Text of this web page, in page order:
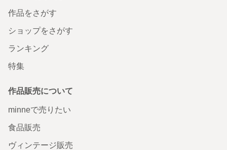
作品をさがす
ショップをさがす
ランキング
特集
作品販売について
minneで売りたい
食品販売
ヴィンテージ販売